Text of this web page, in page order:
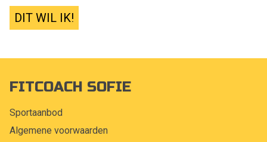
DIT WIL IK!
FITCOACH SOFIE
Sportaanbod
Algemene voorwaarden